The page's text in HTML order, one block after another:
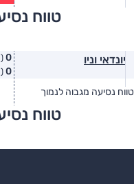
טווח
יונדאי וניו 0
0
טווח נסיעה מגבוה לנמוך
טווח